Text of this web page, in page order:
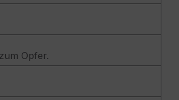
Opfer.